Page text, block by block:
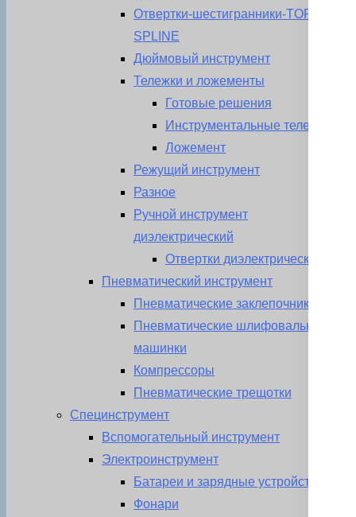
Отвертки-шестигранники-TORX-
SPLINE
Дюймовый инструмент
Тележки и ложементы
Готовые решения
Инструментальные тележки
Ложемент
Режущий инструмент
Разное
Ручной инструмент
диэлектрический
Отвертки диэлектрические
Пневматический инструмент
Пневматические заклепочники
Пневматические шлифовальные
машинки
Компрессоры
Пневматические трещотки
Специнструмент
Вспомогательный инструмент
Электроинструмент
Батареи и зарядные устройства
Фонари